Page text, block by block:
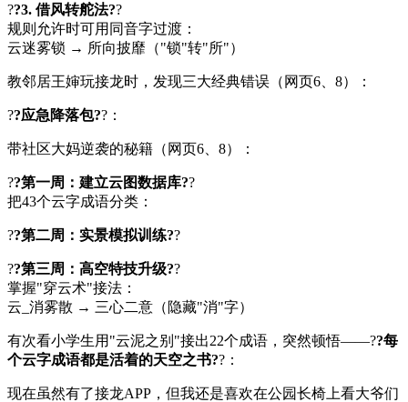
??3. 借风转舵法??
规则允许时可用同音字过渡：
云迷雾锁 → 所向披靡（"锁"转"所"）
教邻居王婶玩接龙时，发现三大经典错误（网页6、8）：
??应急降落包??：
带社区大妈逆袭的秘籍（网页6、8）：
??第一周：建立云图数据库??
把43个云字成语分类：
??第二周：实景模拟训练??
??第三周：高空特技升级??
掌握"穿云术"接法：
云_消雾散 → 三心二意（隐藏"消"字）
有次看小学生用"云泥之别"接出22个成语，突然顿悟——??每
个云字成语都是活着的天空之书??：
现在虽然有了接龙APP，但我还是喜欢在公园长椅上看大爷们